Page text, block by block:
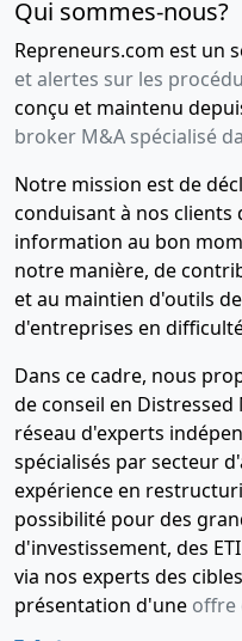
Qui sommes-nous?
Repreneurs.com est un
et alertes sur les
conçu et maintenu
broker M&A spécialisé
Notre mission est de
conduisant à nos clients
information au bon
notre manière, de
et au maintien d'outils
d'entreprises en
Dans ce cadre, nous
de conseil en
réseau d'experts
spécialisés par secteur
expérience en
possibilité pour des
d'investissement, des
via nos experts des
présentation d'une offre